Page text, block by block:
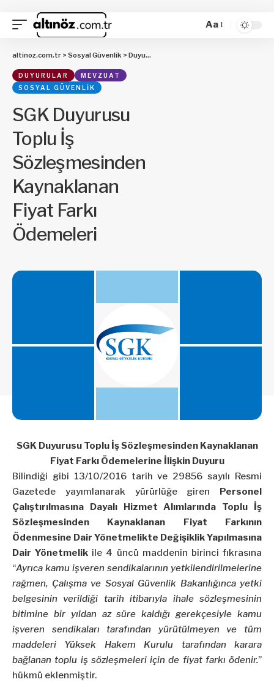
Aa
altinoz.com.tr > Sosyal Güvenlik > Duyurular
DUYURULAR
MEVZUAT
SOSYAL GÜVENLIK
SGK Duyurusu
Toplu İş
Sözleşmesinden
Kaynaklanan
Fiyat Farkı
Ödemeleri
SGK Duyurusu Toplu İş Sözleşmesinden Kaynaklanan
Fiyat Farkı Ödemelerine İlişkin Duyuru
Bilindiği gibi 13/10/2016 tarih ve 29856 sayılı Resmi
Gazetede yayımlanarak yürürlüğe giren Personel
Çalıştırılmasına Dayalı Hizmet Alımlarında Toplu İş
Sözleşmesinden Kaynaklanan Fiyat Farkının
Ödenmesine Dair Yönetmelikte Değişiklik Yapılmasına
Dair Yönetmelik ile 4 üncü maddenin birinci fıkrasına
“Ayrıca kamu işveren sendikalarının yetkilendirilmelerine
rağmen, Çalışma ve Sosyal Güvenlik Bakanlığınca yetki
belgesinin verildiği tarih itibarıyla ihale sözleşmesinin
bitimine bir yıldan az süre kaldığı gerekçesiyle kamu
işveren sendikaları tarafından yürütülmeyen ve tüm
maddeleri Yüksek Hakem Kurulu tarafından karara
bağlanan toplu iş sözleşmeleri için de fiyat farkı ödenir.”
hükmü eklenmiştir.